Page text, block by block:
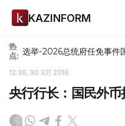
KAZINFORM
热
点: 选举-2026总统府任免事件
12:36, 30 3月 2016
央行行长：国民外